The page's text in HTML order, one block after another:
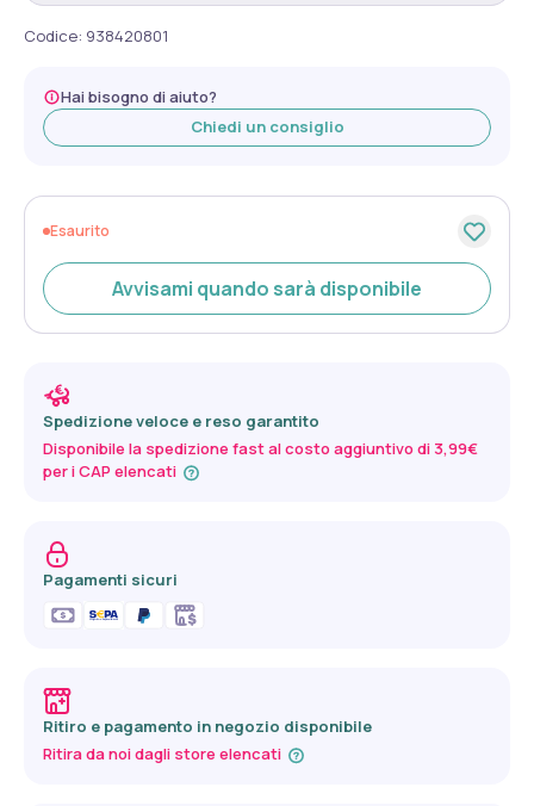
Codice: 938420801
Hai bisogno di aiuto?
Chiedi un consiglio
Esaurito
Avvisami quando sarà disponibile
Spedizione veloce e reso garantito
Disponibile la spedizione fast al costo aggiuntivo di 3,99€
per i CAP elencati
Pagamenti sicuri
Ritiro e pagamento in negozio disponibile
Ritira da noi dagli store elencati